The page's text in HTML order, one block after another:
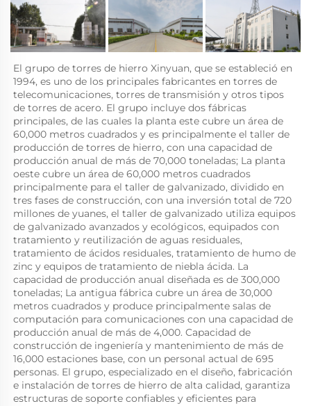
El grupo de torres de hierro Xinyuan, que se estableció en
1994, es uno de los principales fabricantes en torres de
telecomunicaciones, torres de transmisión y otros tipos
de torres de acero. El grupo incluye dos fábricas
principales, de las cuales la planta este cubre un área de
60,000 metros cuadrados y es principalmente el taller de
producción de torres de hierro, con una capacidad de
producción anual de más de 70,000 toneladas; La planta
oeste cubre un área de 60,000 metros cuadrados
principalmente para el taller de galvanizado, dividido en
tres fases de construcción, con una inversión total de 720
millones de yuanes, el taller de galvanizado utiliza equipos
de galvanizado avanzados y ecológicos, equipados con
tratamiento y reutilización de aguas residuales,
tratamiento de ácidos residuales, tratamiento de humo de
zinc y equipos de tratamiento de niebla ácida. La
capacidad de producción anual diseñada es de 300,000
toneladas; La antigua fábrica cubre un área de 30,000
metros cuadrados y produce principalmente salas de
computación para comunicaciones con una capacidad de
producción anual de más de 4,000. Capacidad de
construcción de ingeniería y mantenimiento de más de
16,000 estaciones base, con un personal actual de 695
personas. El grupo, especializado en el diseño, fabricación
e instalación de torres de hierro de alta calidad, garantiza
estructuras de soporte confiables y eficientes para